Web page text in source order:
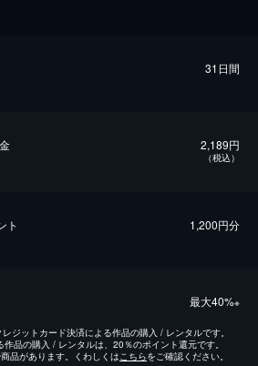
31日間
2,189円
（税込）
ト 1,200円分
最⼤40%※
ジットカード決済による作品の購入 / レンタルです。
品の購入 / レンタルは、20％のポイント還元です。
品があります。くわしくは こちらをご確認ください。